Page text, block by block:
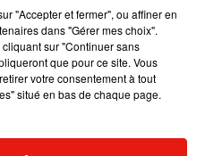
"Accepter et fermer", ou affiner en
dans "Gérer mes choix".
sur "Continuer sans
que pour ce site. Vous
votre consentement à tout
situé en bas de chaque page.